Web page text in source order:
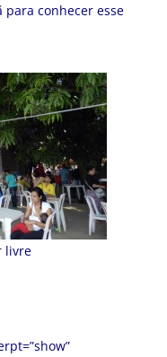
conhecer esse
livre